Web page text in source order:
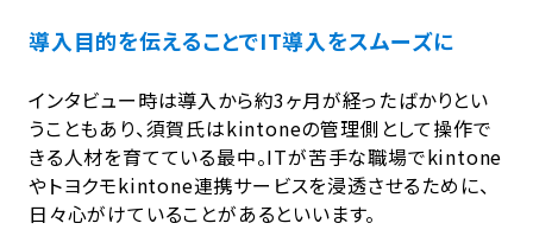
導入目的を伝えることでIT導入をスムーズに
インタビュー時は導入から約3ヶ月が経ったばかりとい
うこともあり、須賀氏はkintoneの管理側として操作で
きる人材を育てている最中。ITが苦手な職場でkintone
やトヨクモkintone連携サービスを浸透させるために、
日々心がけていることがあるといいます。